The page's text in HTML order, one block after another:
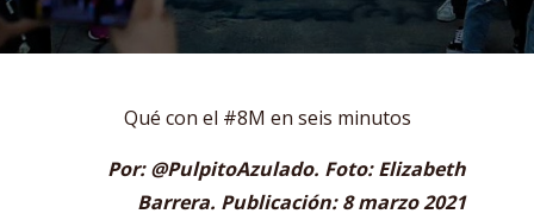
Qué con el #8M en seis minutos
Por: @PulpitoAzulado. Foto: Elizabeth
Barrera. Publicación: 8 marzo 2021